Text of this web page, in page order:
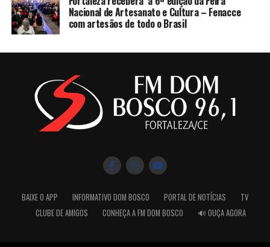
Nacional de Artesanato e Cultura – Fenacce
com artesãos de todo o Brasil
BAIXE O APP INFORMATIVO DOM BOSCO PORTAL DE NOTÍCIAS
TV
CLUBE DE AMIGOS
CONHEÇA A FM DOM BOSCO 🔊 OUÇA AGORA